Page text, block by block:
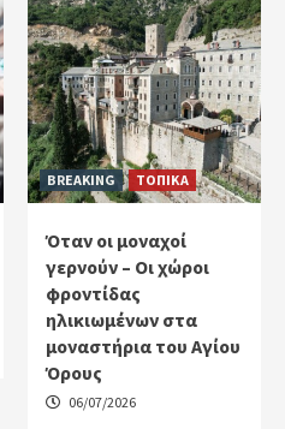
BREAKING ΤΟΠΙΚΑ
Όταν οι μοναχοί
γερνούν – Οι χώροι
φροντίδας
ηλικιωμένων στα
μοναστήρια του Αγίου
Όρους
06/07/2026